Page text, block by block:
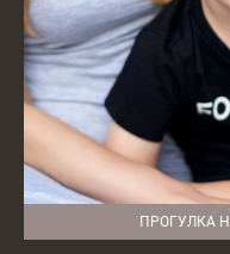
ПРОГУЛКА